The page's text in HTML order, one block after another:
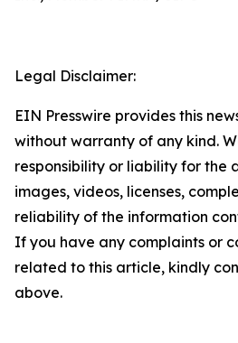
Legal Disclaimer:
EIN Presswire provides this
without warranty of any kind.
responsibility or liability for the
images, videos, licenses,
reliability of the information
If you have any complaints or
related to this article, kindly
above.